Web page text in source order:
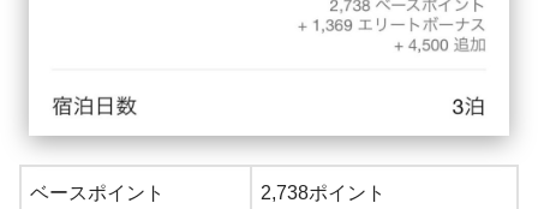
ベースポイント 2,738ポイント